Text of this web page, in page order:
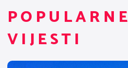
POPULARNE
VIJESTI